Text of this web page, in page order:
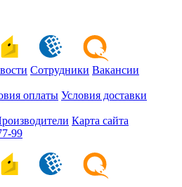
Сотрудники Вакансии
оплаты Условия доставки
Карта сайта
99